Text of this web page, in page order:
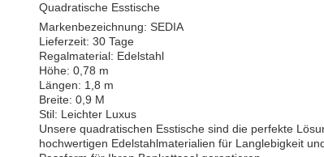
Quadratische Esstische
Markenbezeichnung: SEDIA
Lieferzeit: 30 Tage
Regalmaterial: Edelstahl
Höhe: 0,78 m
Längen: 1,8 m
Breite: 0,9 M
Stil: Leichter Luxus
Unsere quadratischen Esstische sind die perfekte
hochwertigen Edelstahlmaterialien für Langlebigkeit